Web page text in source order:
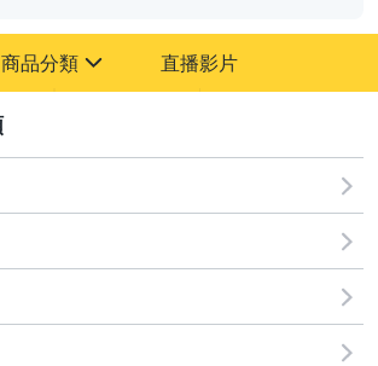
商品分類 直播影片